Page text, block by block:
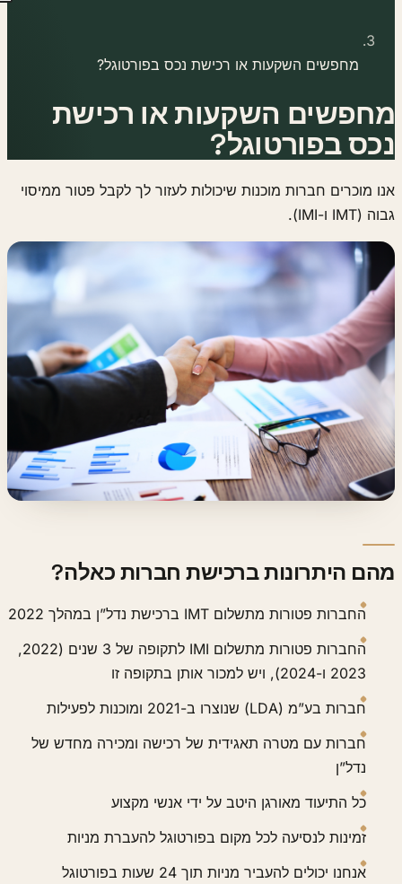
מחפשים השקעות או רכישת נכס בפורטוגל?
מחפשים השקעות או רכישת
נכס בפורטוגל?
אנו מוכרים חברות מוכנות שיכולות לעזור לך לקבל פטור ממיסוי
גבוה (IMT ו-IMI).
מהם היתרונות ברכישת חברות כאלה?
החברות פטורות מתשלום IMT ברכישת נדל”ן במהלך 2022
החברות פטורות מתשלום IMI לתקופה של 3 שנים (2022,
2023 ו-2024), ויש למכור אותן בתקופה זו
חברות בע”מ (LDA) שנוצרו ב-2021 ומוכנות לפעילות
חברות עם מטרה תאגידית של רכישה ומכירה מחדש של
נדל”ן
כל התיעוד מאורגן היטב על ידי אנשי מקצוע
זמינות לנסיעה לכל מקום בפורטוגל להעברת מניות
אנחנו יכולים להעביר מניות תוך 24 שעות בפורטוגל